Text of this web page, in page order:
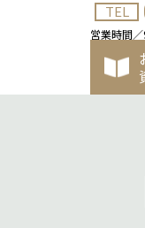
TEL
営業時間